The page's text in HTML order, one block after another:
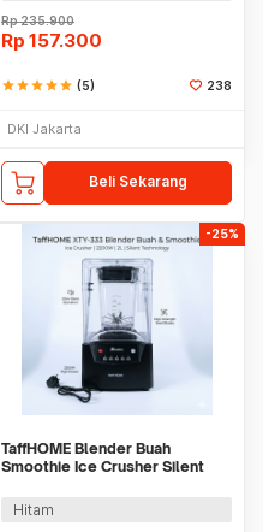
Rp235.900
Rp 157.300
starstarstarstarstar (5) 238
DKI Jakarta
Beli Sekarang
-25%
TaffHOME Blender Buah
Smoothie Ice Crusher Silent
333
Hitam